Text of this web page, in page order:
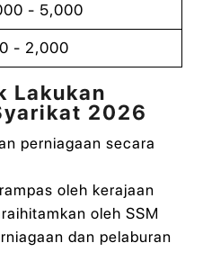
- 5,000
- 2,000
Lakukan
2026
perniagaan secara
oleh kerajaan
oleh SSM
dan pelaburan